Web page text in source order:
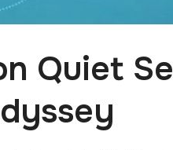
Quiet